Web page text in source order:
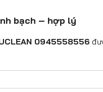
bạch – hợp lý
0945558556